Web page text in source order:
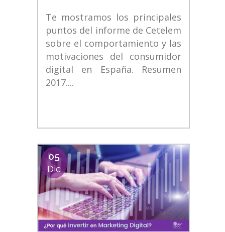
Te mostramos los principales
puntos del informe de Cetelem
sobre el comportamiento y las
motivaciones del consumidor
digital en España. Resumen
2017....
05
Dic